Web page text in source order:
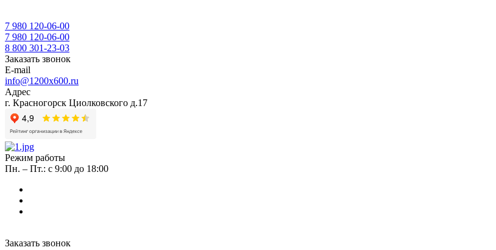
7 980 120-06-00
7 980 120-06-00
8 800 301-23-03
Заказать звонок
E-mail
info@1200x600.ru
Адрес
г. Красногорск Циолковского д.17
Режим работы
Пн. – Пт.: с 9:00 до 18:00
Заказать звонок